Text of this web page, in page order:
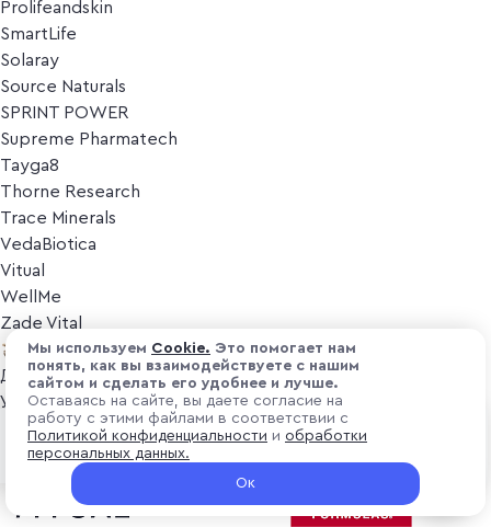
Prolifeandskin
SmartLife
Solaray
Source Naturals
SPRINT POWER
Supreme Pharmatech
Tayga8
Thorne Research
Trace Minerals
VedaBiotica
Vitual
WellMe
Zade Vital
Косметика
Дезодоранты
Уход за лицом
Уход за телом
Популярные бренды
₽ 25 000
+ 750 ₽ витуальками
Мы используем Cоokіе. Это помогает нам
понять, как вы взаимодействуете с нашим
сайтом и сделать его удобнее и лучше.
Оставаясь на сайте, вы даете согласие на
работу с этими файлами в соответствии с
Политикой конфиденциальности и обработки
персональных данных.
Ок